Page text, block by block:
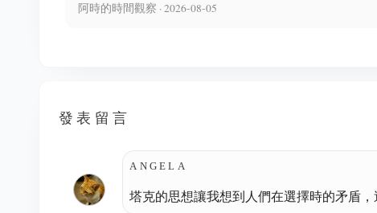
阿時的時間觀察 · 2026-08-05
發表留言
ANGELA
塔克的思想讓我想到人們在選擇時的矛盾